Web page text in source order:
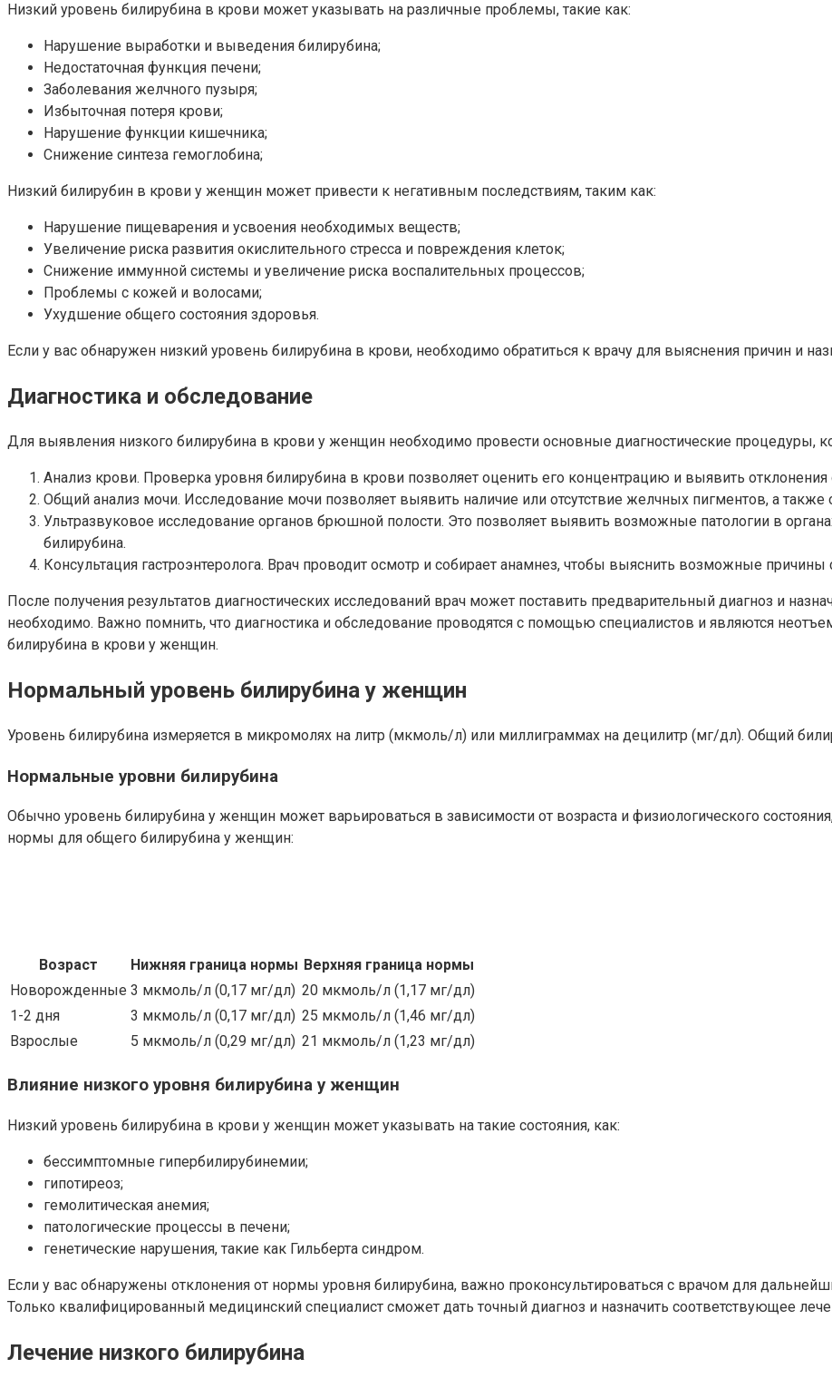
Низкий уровень билирубина в крови может указывать на различные проблемы, такие как:
Нарушение выработки и выведения билирубина;
Недостаточная функция печени;
Заболевания желчного пузыря;
Избыточная потеря крови;
Нарушение функции кишечника;
Снижение синтеза гемоглобина;
Низкий билирубин в крови у женщин может привести к негативным последствиям, таким как:
Нарушение пищеварения и усвоения необходимых веществ;
Увеличение риска развития окислительного стресса и повреждения клеток;
Снижение иммунной системы и увеличение риска воспалительных процессов;
Проблемы с кожей и волосами;
Ухудшение общего состояния здоровья.
Если у вас обнаружен низкий уровень билирубина в крови, необходимо обратиться к врачу для выяснения причин и
Диагностика и обследование
Для выявления низкого билирубина в крови у женщин необходимо провести основные диагностические процедуры,
Анализ крови. Проверка уровня билирубина в крови позволяет оценить его концентрацию и выявить
Общий анализ мочи. Исследование мочи позволяет выявить наличие или отсутствие желчных пигментов, а
Ультразвуковое исследование органов брюшной полости. Это позволяет выявить возможные патологии в
билирубина.
Консультация гастроэнтеролога. Врач проводит осмотр и собирает анамнез, чтобы выяснить возможные
После получения результатов диагностических исследований врач может поставить предварительный диагноз и
необходимо. Важно помнить, что диагностика и обследование проводятся с помощью специалистов и являются
билирубина в крови у женщин.
Нормальный уровень билирубина у женщин
Уровень билирубина измеряется в микромолях на литр (мкмоль/л) или миллиграммах на децилитр (мг/дл). Общий
Нормальные уровни билирубина
Обычно уровень билирубина у женщин может варьироваться в зависимости от возраста и физиологического
нормы для общего билирубина у женщин:
Возраст Нижняя граница нормы Верхняя граница нормы
Новорожденные 3 мкмоль/л (0,17 мг/дл) 20 мкмоль/л (1,17 мг/дл)
1-2 дня
3 мкмоль/л (0,17 мг/дл) 25 мкмоль/л (1,46 мг/дл)
Взрослые
5 мкмоль/л (0,29 мг/дл) 21 мкмоль/л (1,23 мг/дл)
Влияние низкого уровня билирубина у женщин
Низкий уровень билирубина в крови у женщин может указывать на такие состояния, как:
бессимптомные гипербилирубинемии;
гипотиреоз;
гемолитическая анемия;
патологические процессы в печени;
генетические нарушения, такие как Гильберта синдром.
Если у вас обнаружены отклонения от нормы уровня билирубина, важно проконсультироваться с врачом для
Только квалифицированный медицинский специалист сможет дать точный диагноз и назначить соответствующее
Лечение низкого билирубина